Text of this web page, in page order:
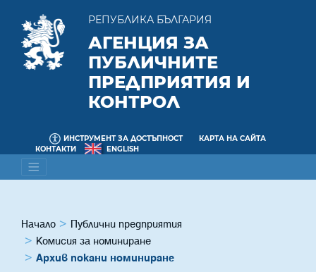
РЕПУБЛИКА БЪЛГАРИЯ
АГЕНЦИЯ ЗА
ПУБЛИЧНИТЕ
ПРЕДПРИЯТИЯ И
КОНТРОЛ
ИНСТРУМЕНТ ЗА ДОСТЪПНОСТ
КАРТА НА САЙТА
КОНТАКТИ
ENGLISH
Начало
Публични предприятия
Комисия за номиниране
Архив покани номиниране